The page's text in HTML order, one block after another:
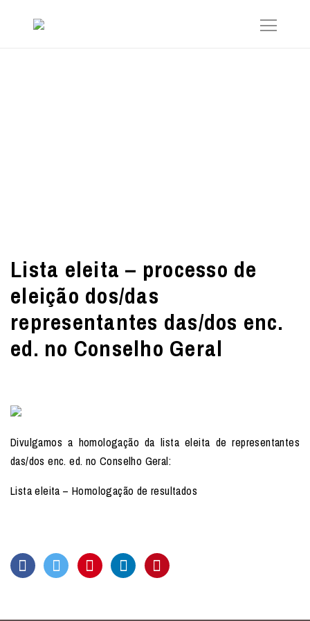
Lista eleita – processo de
eleição dos/das
representantes das/dos enc.
ed. no Conselho Geral
Divulgamos a homologação da lista eleita de representantes
das/dos enc. ed. no Conselho Geral:
Lista eleita – Homologação de resultados